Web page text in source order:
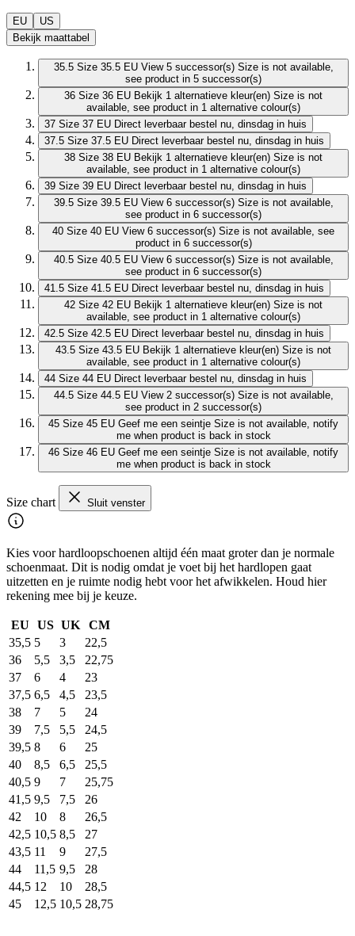
EU
US
Bekijk maattabel
35.5 Size 35.5 EU View 5 successor(s) Size is not available,
see product in 5 successor(s)
36 Size 36 EU Bekijk 1 alternatieve kleur(en) Size is not
available, see product in 1 alternative colour(s)
37 Size 37 EU Direct leverbaar bestel nu, dinsdag in huis
37.5 Size 37.5 EU Direct leverbaar bestel nu, dinsdag in huis
38 Size 38 EU Bekijk 1 alternatieve kleur(en) Size is not
available, see product in 1 alternative colour(s)
39 Size 39 EU Direct leverbaar bestel nu, dinsdag in huis
39.5 Size 39.5 EU View 6 successor(s) Size is not available,
see product in 6 successor(s)
40 Size 40 EU View 6 successor(s) Size is not available, see
product in 6 successor(s)
40.5 Size 40.5 EU View 6 successor(s) Size is not available,
see product in 6 successor(s)
41.5 Size 41.5 EU Direct leverbaar bestel nu, dinsdag in huis
42 Size 42 EU Bekijk 1 alternatieve kleur(en) Size is not
available, see product in 1 alternative colour(s)
42.5 Size 42.5 EU Direct leverbaar bestel nu, dinsdag in huis
43.5 Size 43.5 EU Bekijk 1 alternatieve kleur(en) Size is not
available, see product in 1 alternative colour(s)
44 Size 44 EU Direct leverbaar bestel nu, dinsdag in huis
44.5 Size 44.5 EU View 2 successor(s) Size is not available,
see product in 2 successor(s)
45 Size 45 EU Geef me een seintje Size is not available, notify
me when product is back in stock
46 Size 46 EU Geef me een seintje Size is not available, notify
me when product is back in stock
Size chart Sluit venster
Kies voor hardloopschoenen altijd één maat groter dan je normale
schoenmaat. Dit is nodig omdat je voet bij het hardlopen gaat
uitzetten en je ruimte nodig hebt voor het afwikkelen. Houd hier
rekening mee bij je keuze.
EU US UK
CM
35,5 5 3
22,5
36
5,5 3,5
22,75
37
6 4
23
37,5 6,5 4,5
23,5
38
7 5
24
39
7,5 5,5
24,5
39,5 8 6
25
40
8,5 6,5
25,5
40,5 9 7
25,75
41,5 9,5 7,5
26
42
10 8
26,5
42,5 10,5 8,5
27
43,5 11 9
27,5
44
11,5 9,5
28
44,5 12 10
28,5
45
12,5 10,5 28,75